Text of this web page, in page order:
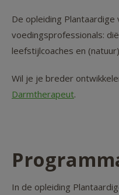
De opleiding
voedingsprofessionals:
leefstijlcoaches en
Wil je je breder
Darmtherapeut.
In de opleiding